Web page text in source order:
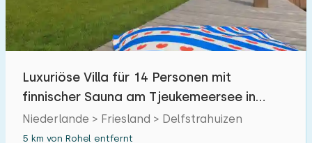
Luxuriöse Villa für 14 Personen mit
finnischer Sauna am Tjeukemeersee in
Friesland
Niederlande > Friesland > Delfstrahuizen
5 km von Rohel entfernt